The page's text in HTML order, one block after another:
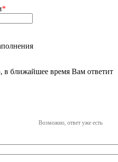
*
в ближайшее время Вам ответит
Возможно, ответ уже есть